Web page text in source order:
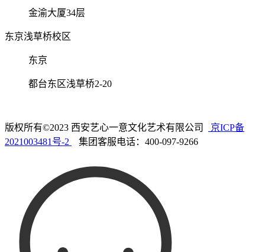
金渝大厦34层
东京浅草桥校区
东京
都台东区浅草桥2-20
版权所有©2023 西安艺心一意文化艺术有限公司
京ICP备
2021003481号-2
集团客服电话：400-097-9266